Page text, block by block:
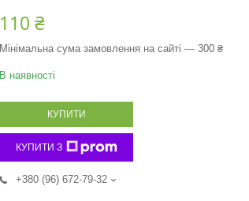
110 ₴
Мінімальна сума замовлення на сайті — 300 ₴
В наявності
КУПИТИ
КУПИТИ З
+380 (96) 672-79-32